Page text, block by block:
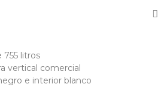
755 litros
vertical comercial
e interior blanco